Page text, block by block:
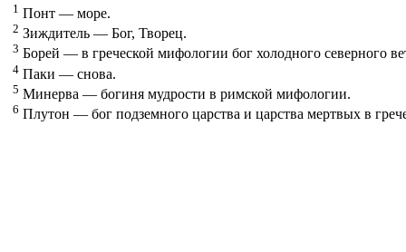
1 Понт — море.
2 Зиждитель — Бог, Творец.
3 Борей — в греческой мифологии бог холодного северного
4 Паки — снова.
5 Минерва — богиня мудрости в римской мифологии.
6 Плутон — бог подземного царства и царства мертвых в